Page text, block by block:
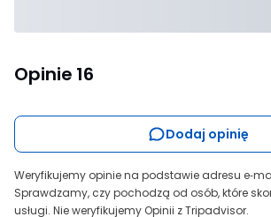
Opinie 16
Dodaj opinię
Weryfikujemy opinie na podstawie adresu
Sprawdzamy, czy pochodzą od osób, które
usługi. Nie weryfikujemy Opinii z Tripadvisor.